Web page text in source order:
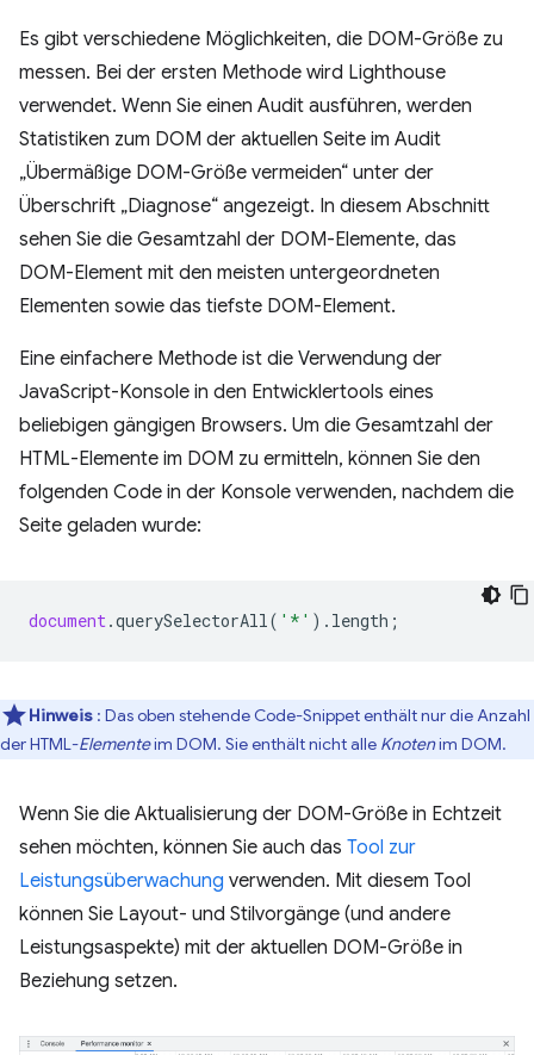
Es gibt verschiedene Möglichkeiten, die DOM-Größe zu
messen. Bei der ersten Methode wird Lighthouse
verwendet. Wenn Sie einen Audit ausführen, werden
Statistiken zum DOM der aktuellen Seite im Audit
„Übermäßige DOM-Größe vermeiden“ unter der
Überschrift „Diagnose“ angezeigt. In diesem Abschnitt
sehen Sie die Gesamtzahl der DOM-Elemente, das
DOM-Element mit den meisten untergeordneten
Elementen sowie das tiefste DOM-Element.
Eine einfachere Methode ist die Verwendung der
JavaScript-Konsole in den Entwicklertools eines
beliebigen gängigen Browsers. Um die Gesamtzahl der
HTML-Elemente im DOM zu ermitteln, können Sie den
folgenden Code in der Konsole verwenden, nachdem die
Seite geladen wurde:
document.querySelectorAll( '*' ). length ;
Hinweis : Das oben stehende Code-Snippet enthält nur die Anzahl
der HTML-Elementeim DOM. Sie enthält nicht alle Knotenim DOM.
Wenn Sie die Aktualisierung der DOM-Größe in Echtzeit
sehen möchten, können Sie auch das Tool zur
Leistungsüberwachung verwenden. Mit diesem Tool
können Sie Layout- und Stilvorgänge (und andere
Leistungsaspekte) mit der aktuellen DOM-Größe in
Beziehung setzen.